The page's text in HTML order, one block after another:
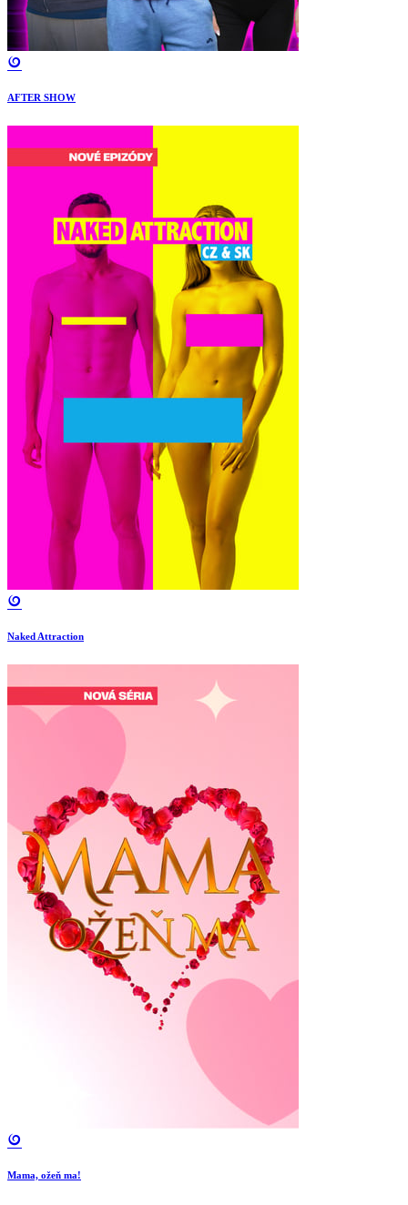
AFTER SHOW
Naked Attraction
Mama, ožeň ma!